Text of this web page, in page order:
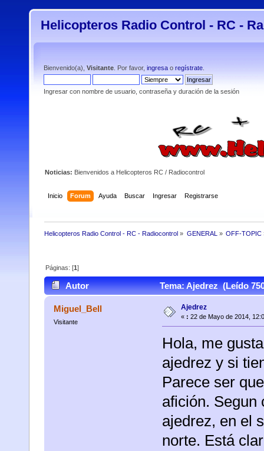
Helicopteros Radio Control - RC -
Bienvenido(a), Visitante . Por favor, ingresa o regístrate
Ingresar con nombre de usuario, contraseña y duración de la sesión
Noticias: Bienvenidos a Helicopteros RC / Radiocontrol
Inicio Forum Ayuda Buscar Ingresar Registrarse
Helicopteros Radio Control - RC - Radiocontrol » GENERAL » OFF-TOPIC
Páginas: [1]
Autor Tema: Ajedrez (Leído
Miguel_Bell
Visitante
Ajedrez
« : 22 de Mayo de 2014,
Hola, me
ajedrez y si
Parece ser
afición. Segun
ajedrez, en el
norte. Está